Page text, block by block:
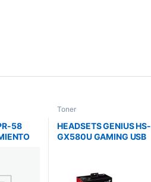
58
Toner
HEADSETS GENIUS HS-
GX580U GAMING USB